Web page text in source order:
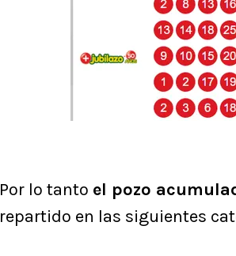
Por lo tanto el pozo
repartido en las siguientes